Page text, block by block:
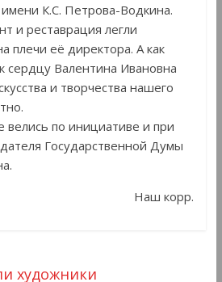
имени К.С. Петрова-Водкина.
и реставрация легли
плечи её директора. А как
сердцу Валентина Ивановна
и творчества нашего
велись по инициативе и при
Государственной Думы
Наш корр.
художники